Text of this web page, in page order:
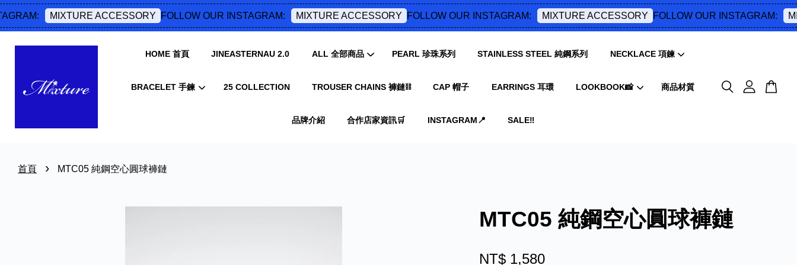
MIXTURE ACCESSORY FOLLOW OUR INSTAGRAM: MIXTURE ACCESSORY FOLLOW OUR INSTAGRAM: MIXTURE ACCESSORY FOLLOW OUR INSTAGRAM:
HOME 首頁 JINEASTERNAU 2.0 ALL 全部商品 PEARL 珍珠系列 STAINLESS STEEL 純鋼系列 NECKLACE 項鍊
BRACELET 手鍊 25 COLLECTION TROUSER CHAINS 褲鏈⛓️ CAP 帽子 EARRINGS 耳環 LOOKBOOK📸 商品材質
品牌介紹 合作店家資訊🛒 INSTAGRAM📍 SALE‼️
首頁 › MTC05 純鋼空心圓球褲鏈
MTC05 純鋼空心圓球褲鏈
NT$ 1,580